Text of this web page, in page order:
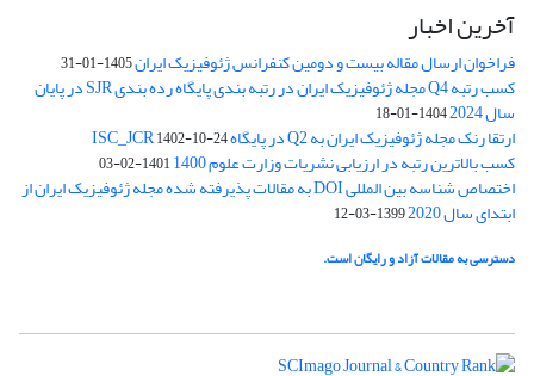
آخرین اخبار
فراخوان ارسال مقاله بیست و دومین کنفرانس ژئوفیزیک ایران1405-01-31
کسب رتبه Q4 مجله ژئوفیزیک ایران در رتبه بندی پایگاه رده بندی SJR در پایان
سال 2024 1404-01-18
ارتقا رنک مجله ژئوفیزیک ایران به Q2 در پایگاه ISC_JCR 1402-10-24
کسب بالاترین رتبه در ارزیابی نشریات وزارت علوم 1400 1401-02-03
اختصاص شناسه بین المللی DOI به مقالات پذیرفته شده مجله ژئوفیزیک ایران از
ابتدای سال 2020 1399-03-12
دسترسی به مقالات آزاد و رایگان است.